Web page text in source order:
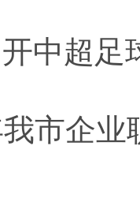
中超足
我市企